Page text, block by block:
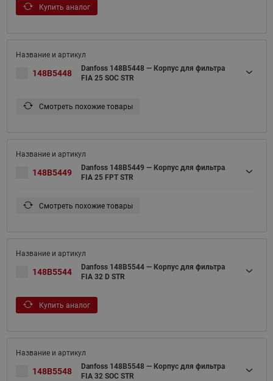
Купить аналог
148B5448
Danfoss 148B5448 — Корпус для фильтра
FIA 25 SOC STR
Смотреть похожие товары
148B5449
Danfoss 148B5449 — Корпус для фильтра
FIA 25 FPT STR
Смотреть похожие товары
148B5544
Danfoss 148B5544 — Корпус для фильтра
FIA 32 D STR
Купить аналог
148B5548
Danfoss 148B5548 — Корпус для фильтра
FIA 32 SOC STR